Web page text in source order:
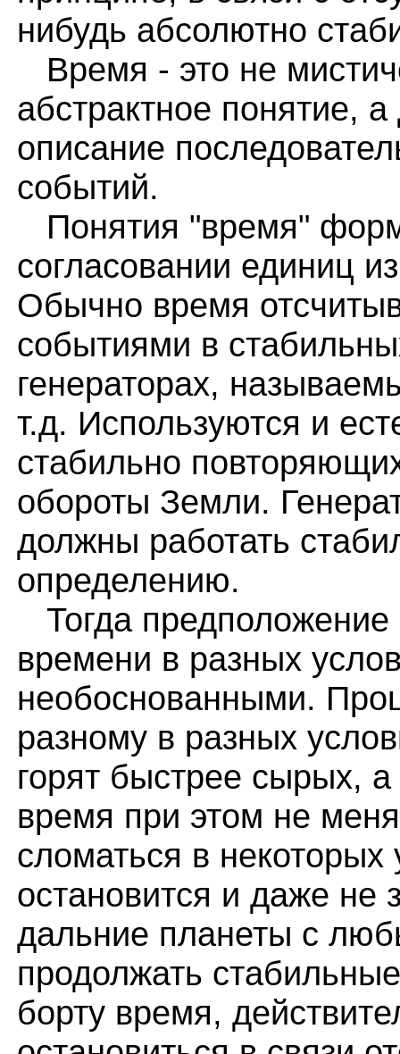
нибудь абсолютно
Время - это не
абстрактное понятие,
описание
событий.
Понятия "время"
согласовании единиц
Обычно время
событиями в
генераторах,
т.д. Используются и
стабильно
обороты Земли.
должны работать
определению.
Тогда
времени в разных
необоснованными.
разному в разных
горят быстрее сырых,
время при этом не
сломаться в
остановится и даже не
дальние планеты с
продолжать
борту время,